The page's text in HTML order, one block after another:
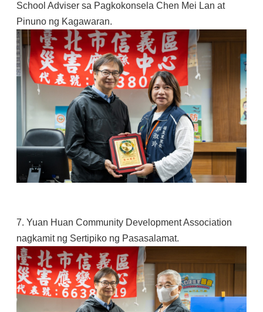
School Adviser sa Pagkokonsela Chen Mei Lan at
Pinuno ng Kagawaran.
7. Yuan Huan Community Development Association
nagkamit ng Sertipiko ng Pasasalamat.